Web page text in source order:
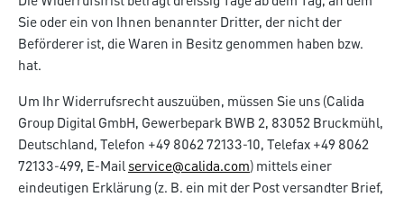
Sie oder ein von Ihnen benannter Dritter, der nicht der
Beförderer ist, die Waren in Besitz genommen haben bzw.
hat.
Um Ihr Widerrufsrecht auszuüben, müssen Sie uns (Calida
Group Digital GmbH, Gewerbepark BWB 2, 83052 Bruckmühl,
Deutschland, Telefon +49 8062 72133-10, Telefax +49 8062
72133-499, E-Mailservice@calida.com) mittels einer
eindeutigen Erklärung (z. B. ein mit der Post versandter Brief,